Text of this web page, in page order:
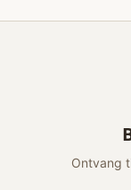
Ontvang